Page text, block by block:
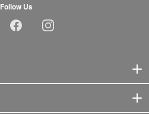
Follow Us